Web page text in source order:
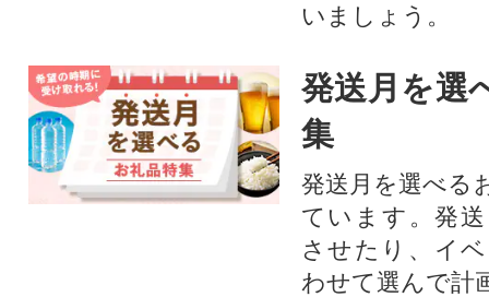
いましょう。
発送月を選
集
発送月を選べる
ています。発
させたり、イ
わせて選んで計